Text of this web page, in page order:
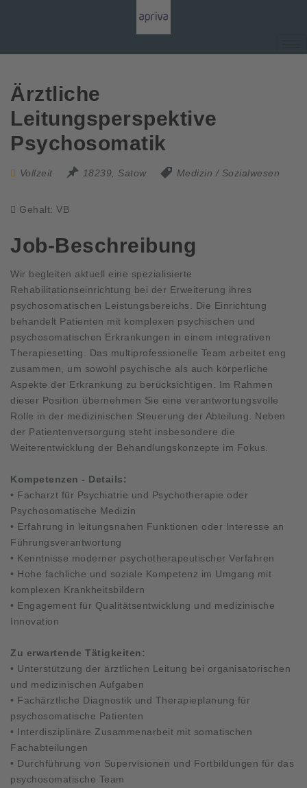
Ärztliche
Leitungsperspektive
Psychosomatik
Vollzeit 18239, Satow Medizin / Sozialwesen
Gehalt: VB
Job-Beschreibung
Wir begleiten aktuell eine spezialisierte
Rehabilitationseinrichtung bei der Erweiterung ihres
psychosomatischen Leistungsbereichs. Die Einrichtung
behandelt Patienten mit komplexen psychischen und
psychosomatischen Erkrankungen in einem integrativen
Therapiesetting. Das multiprofessionelle Team arbeitet eng
zusammen, um sowohl psychische als auch körperliche
Aspekte der Erkrankung zu berücksichtigen. Im Rahmen
dieser Position übernehmen Sie eine verantwortungsvolle
Rolle in der medizinischen Steuerung der Abteilung. Neben
der Patientenversorgung steht insbesondere die
Weiterentwicklung der Behandlungskonzepte im Fokus.
Kompetenzen - Details:
• Facharzt für Psychiatrie und Psychotherapie oder
Psychosomatische Medizin
• Erfahrung in leitungsnahen Funktionen oder Interesse an
Führungsverantwortung
• Kenntnisse moderner psychotherapeutischer Verfahren
• Hohe fachliche und soziale Kompetenz im Umgang mit
komplexen Krankheitsbildern
• Engagement für Qualitätsentwicklung und medizinische
Innovation
Zu erwartende Tätigkeiten:
• Unterstützung der ärztlichen Leitung bei organisatorischen
und medizinischen Aufgaben
• Fachärztliche Diagnostik und Therapieplanung für
psychosomatische Patienten
• Interdisziplinäre Zusammenarbeit mit somatischen
Fachabteilungen
• Durchführung von Supervisionen und Fortbildungen für das
psychosomatische Team